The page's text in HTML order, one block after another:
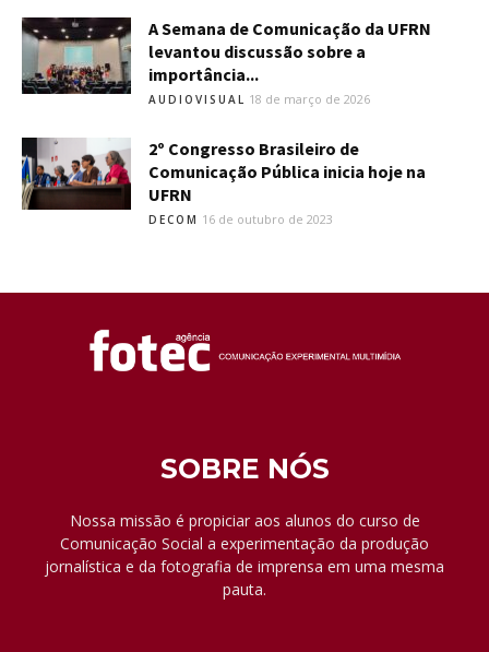
A Semana de Comunicação da UFRN
levantou discussão sobre a
importância...
AUDIOVISUAL 18 de março de 2026
2º Congresso Brasileiro de
Comunicação Pública inicia hoje na
UFRN
DECOM 16 de outubro de 2023
SOBRE NÓS
Nossa missão é propiciar aos alunos do curso de
Comunicação Social a experimentação da produção
jornalística e da fotografia de imprensa em uma mesma
pauta.